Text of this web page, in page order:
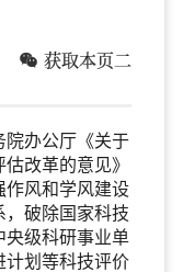
获取本页二
院办公厅《关于
改革的意见》
作风和学风建设
，破除国家科技
央级科研事业单
计划等科技评价